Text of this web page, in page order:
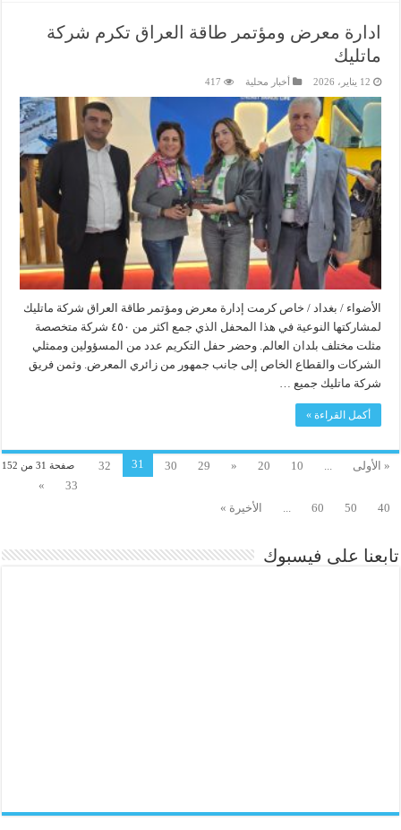
ادارة معرض ومؤتمر طاقة العراق تكرم شركة
ماتليك
12 يناير، 2026 أخبار محلية 417
الأضواء / بغداد / خاص كرمت إدارة معرض ومؤتمر طاقة العراق شركة ماتليك
لمشاركتها النوعية في هذا المحفل الذي جمع اكثر من ٤٥٠ شركة متخصصة
مثلت مختلف بلدان العالم. وحضر حفل التكريم عدد من المسؤولين وممثلي
الشركات والقطاع الخاص إلى جانب جمهور من زائري المعرض. وثمن فريق
شركة ماتليك جميع …
أكمل القراءة »
صفحة 31 من 152 « الأولى 10
20
«
29
30
31
32
33
»
40
50
60 الأخيرة »
تابعنا على فيسبوك